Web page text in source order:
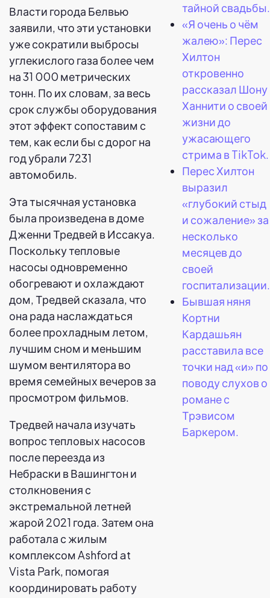
Власти города Белвью
заявили, что эти установки
уже сократили выбросы
углекислого газа более чем
на 31 000 метрических
тонн. По их словам, за весь
срок службы оборудования
этот эффект сопоставим с
тем, как если бы с дорог на
год убрали 7231
автомобиль.
Эта тысячная установка
была произведена в доме
Дженни Тредвей в Иссакуа.
Поскольку тепловые
насосы одновременно
обогревают и охлаждают
дом, Тредвей сказала, что
она рада наслаждаться
более прохладным летом,
лучшим сном и меньшим
шумом вентилятора во
время семейных вечеров за
просмотром фильмов.
Тредвей начала изучать
вопрос тепловых насосов
после переезда из
Небраски в Вашингтон и
столкновения с
экстремальной летней
жарой 2021 года. Затем она
работала с жилым
комплексом Ashford at
Vista Park, помогая
координировать работу
тайной свадьбы.
«Я очень о чём
жалею»: Перес
Хилтон
откровенно
рассказал Шону
Ханнити о своей
жизни до
ужасающего
стрима в TikTok.
Перес Хилтон
выразил
«глубокий стыд
и сожаление» за
несколько
месяцев до
своей
госпитализации.
Бывшая няня
Кортни
Кардашьян
расставила все
точки над «и» по
поводу слухов о
романе с
Трэвисом
Баркером.